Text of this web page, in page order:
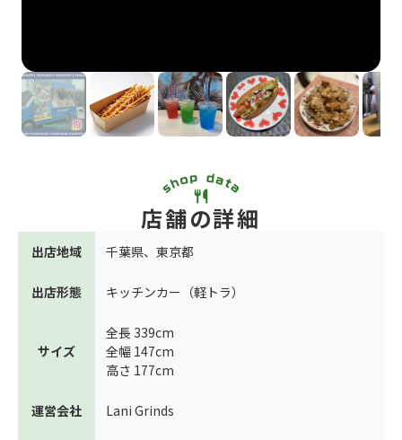
店舗の詳細
出店地域 千葉県、 東京都
出店形態 キッチンカー（軽トラ）
サイズ
全長 339cm
全幅 147cm
高さ 177cm
運営会社 Lani Grinds